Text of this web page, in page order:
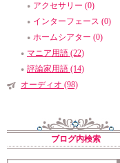
アクセサリー (0)
インターフェース (0)
ホームシアター (0)
マニア用語 (22)
評論家用語 (14)
オーディオ (98)
ブログ内検索